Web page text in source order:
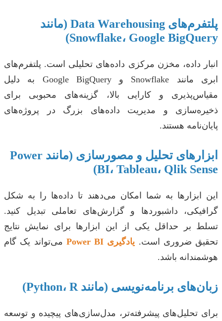
پلتفرم‌های Data Warehousing (مانند
Snowflake، Google BigQuery)
انبار داده، مخزن مرکزی داده‌های تحلیلی است. پلتفرم‌های
ابری مانند Snowflake و Google BigQuery به دلیل
مقیاس‌پذیری و کارایی بالا، گزینه‌های محبوبی برای
ذخیره‌سازی و مدیریت داده‌های بزرگ در پروژه‌های
پایان‌نامه هستند.
ابزارهای تحلیل و مصورسازی (مانند Power
BI، Tableau، Qlik Sense)
این ابزارها به شما امکان می‌دهند تا داده‌ها را به شکل
گرافیکی، داشبوردها و گزارش‌های تعاملی تبدیل کنید.
تسلط بر حداقل یکی از این ابزارها برای نمایش نتایج
تحقیق ضروری است. یادگیری Power BI
می‌تواند یک گام
هوشمندانه باشد.
زبان‌های برنامه‌نویسی (مانند Python، R)
برای تحلیل‌های پیشرفته‌تر، مدل‌سازی‌های پیچیده و توسعه